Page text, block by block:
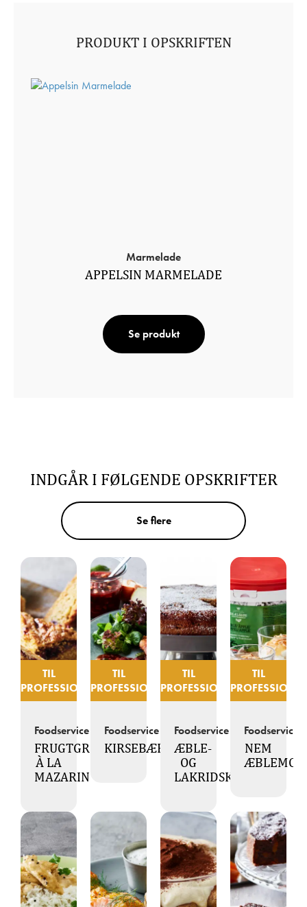
PRODUKT I OPSKRIFTEN
Marmelade
APPELSIN MARMELADE
Se produkt
INDGÅR I FØLGENDE OPSKRIFTER
Se flere
TIL
PROFESSIONELLE
Foodservice
FRUGTGRØDSKAGE
À LA
MAZARIN
TIL
PROFESSIONELLE
Foodservice
KIRSEBÆRSALSA
TIL
PROFESSIONELLE
Foodservice
ÆBLE-
OG
LAKRIDSKAGE
TIL
Foodservice
NEM